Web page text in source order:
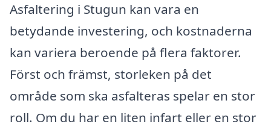
Asfaltering i Stugun kan vara en
betydande investering, och kostnaderna
kan variera beroende på flera faktorer.
Först och främst, storleken på det
område som ska asfalteras spelar en stor
roll. Om du har en liten infart eller en stor